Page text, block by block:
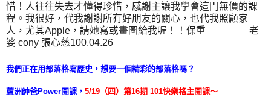
惜！人往往失去才懂得珍惜，感謝主讓我學會這門無價的課
程。我很好，代我謝謝所有好朋友的關心，也代我照顧家
人，尤其Apple ，請她寫或畫圖給我喔！！保重
老
婆 cony 張心慈100.04.26
我們正在用部落格寫歷史，想要一個精彩的部落格嗎？
蘆洲帥爸Power開課， 5/19 （四）第16期 101快樂格主開課～